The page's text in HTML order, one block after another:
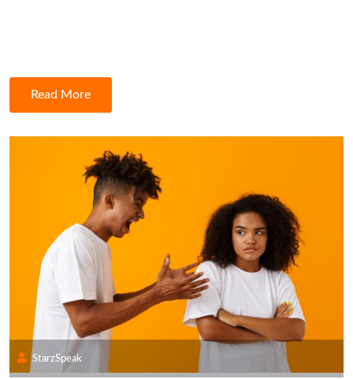
Read More
StarzSpeak